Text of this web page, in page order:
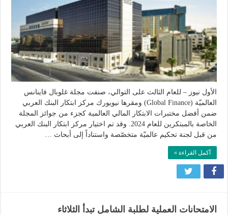
التوالي
…
مركز
ابتكار
البنك
العربي
ضمن
“أفضل
مختبرات
الابتكار
المالية
العالمية
للعام
مغلقة
الأول نيوز – للعام الثالث على التوالي، صنفت مجلة غلوبال فاينانس
العالميّة (Global Finance) ومقرها نيويورك مركز ابتكار البنك العربي
ضمن أفضل مختبرات الابتكار المالي العالمية كجزء من جوائز المجلة
الخاصة بالمبتكرين للعام 2024. وقد تم اختيار مركز ابتكار البنك العربي
من قبل لجنة تحكيم عالميّة متخصّصة واستناداً إلى أبحاث …
أكمل القراءة »
الامتحانات العملية لطلبة الشامل تبدأ الثلاثاء